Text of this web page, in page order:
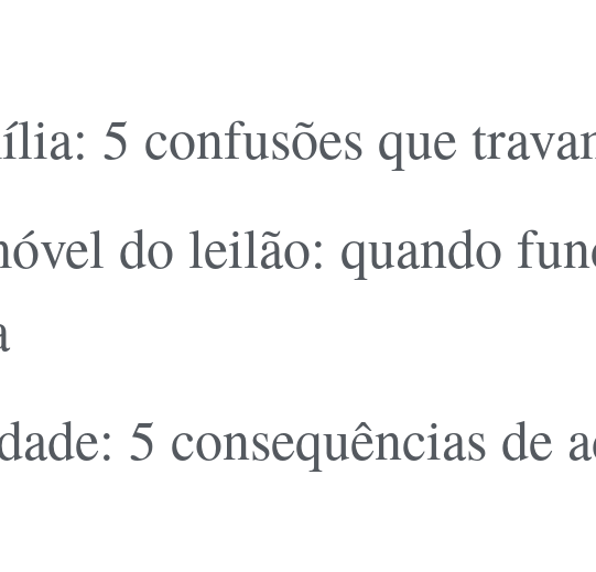
5 confusões que
do leilão: quando
5 consequências de